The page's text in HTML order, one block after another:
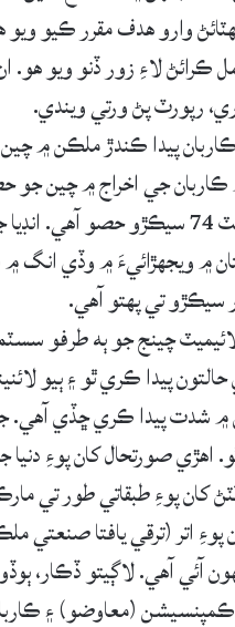
پد گهٽائڻ وارو هدف مقرر
ڪرائڻ لاءِ زور ڏنو ويو
رپورٽ پڻ ورتي ويندي.
آمريڪا جو ٻئي نمبر تي 12 پوائنٽ
پاڪستان ۾ ويجهڙائيءَ ۾ وڏي
چينج جو ٻه طرفو
پيدا ڪري ٿو ۽ ٻيو
۾ شدت پيدا ڪري ڇڏي
اهڙي صورتحال کان پوءِ
کان پوءِ طبقاتي طور تي
پوءِ اتر (ترقي يافتا
آئي آهي. لاڳيتو ڏڪار،
(معاوضو) ۽